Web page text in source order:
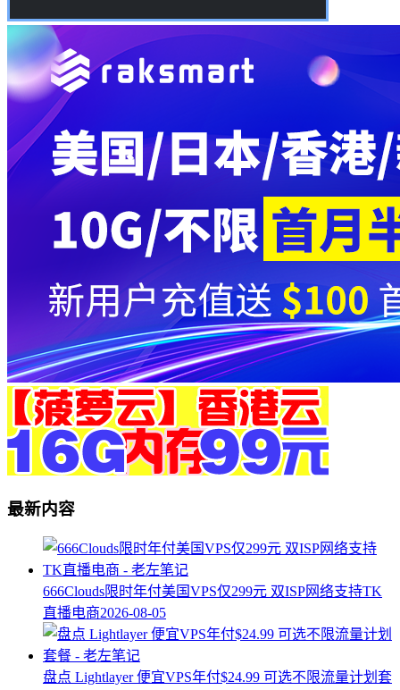
最新内容
666Clouds限时年付美国VPS仅299元 双ISP网络支持TK
直播电商2026-08-05
盘点 Lightlayer 便宜VPS年付$24.99 可选不限流量计划套